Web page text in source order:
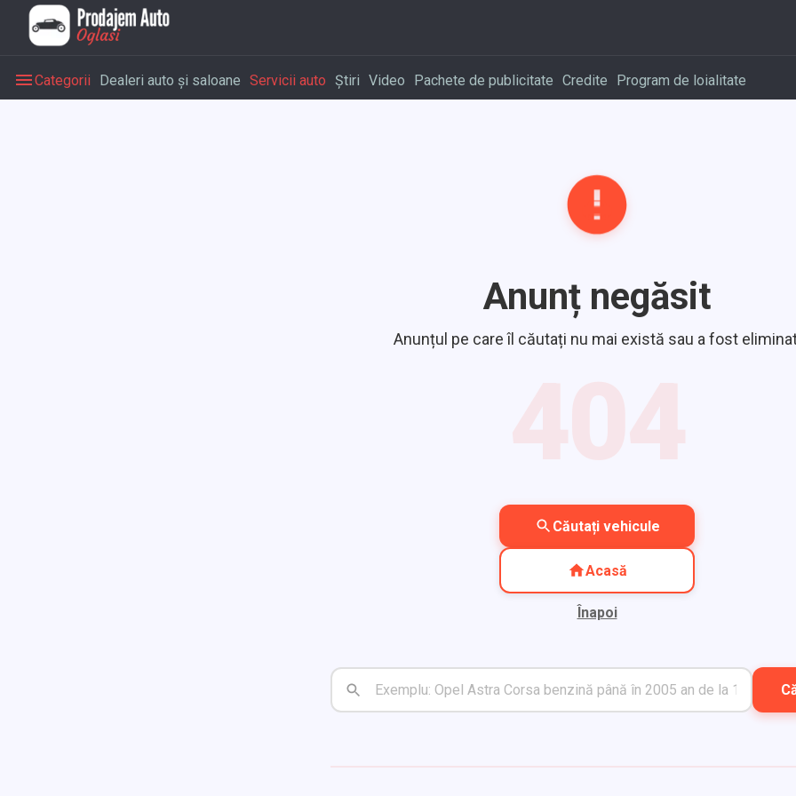
Categorii Dealeri auto și saloane Servicii auto Știri Video Pachete de publicitate Credite Program de loialitate
Anunț negăsit
Anunțul pe care îl căutați nu mai există sau a fost
Căutați vehicule
Acasă
Înapoi